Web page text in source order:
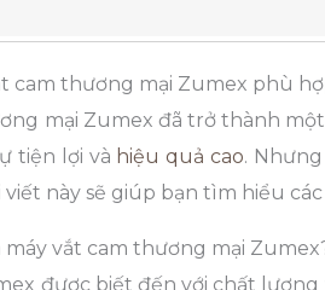
cam thương mại Zumex phù
mại Zumex đã trở thành
tiện lợi và hiệu quả cao.
viết này sẽ giúp bạn tìm hiểu
máy vắt cam thương mại
được biết đến với chất